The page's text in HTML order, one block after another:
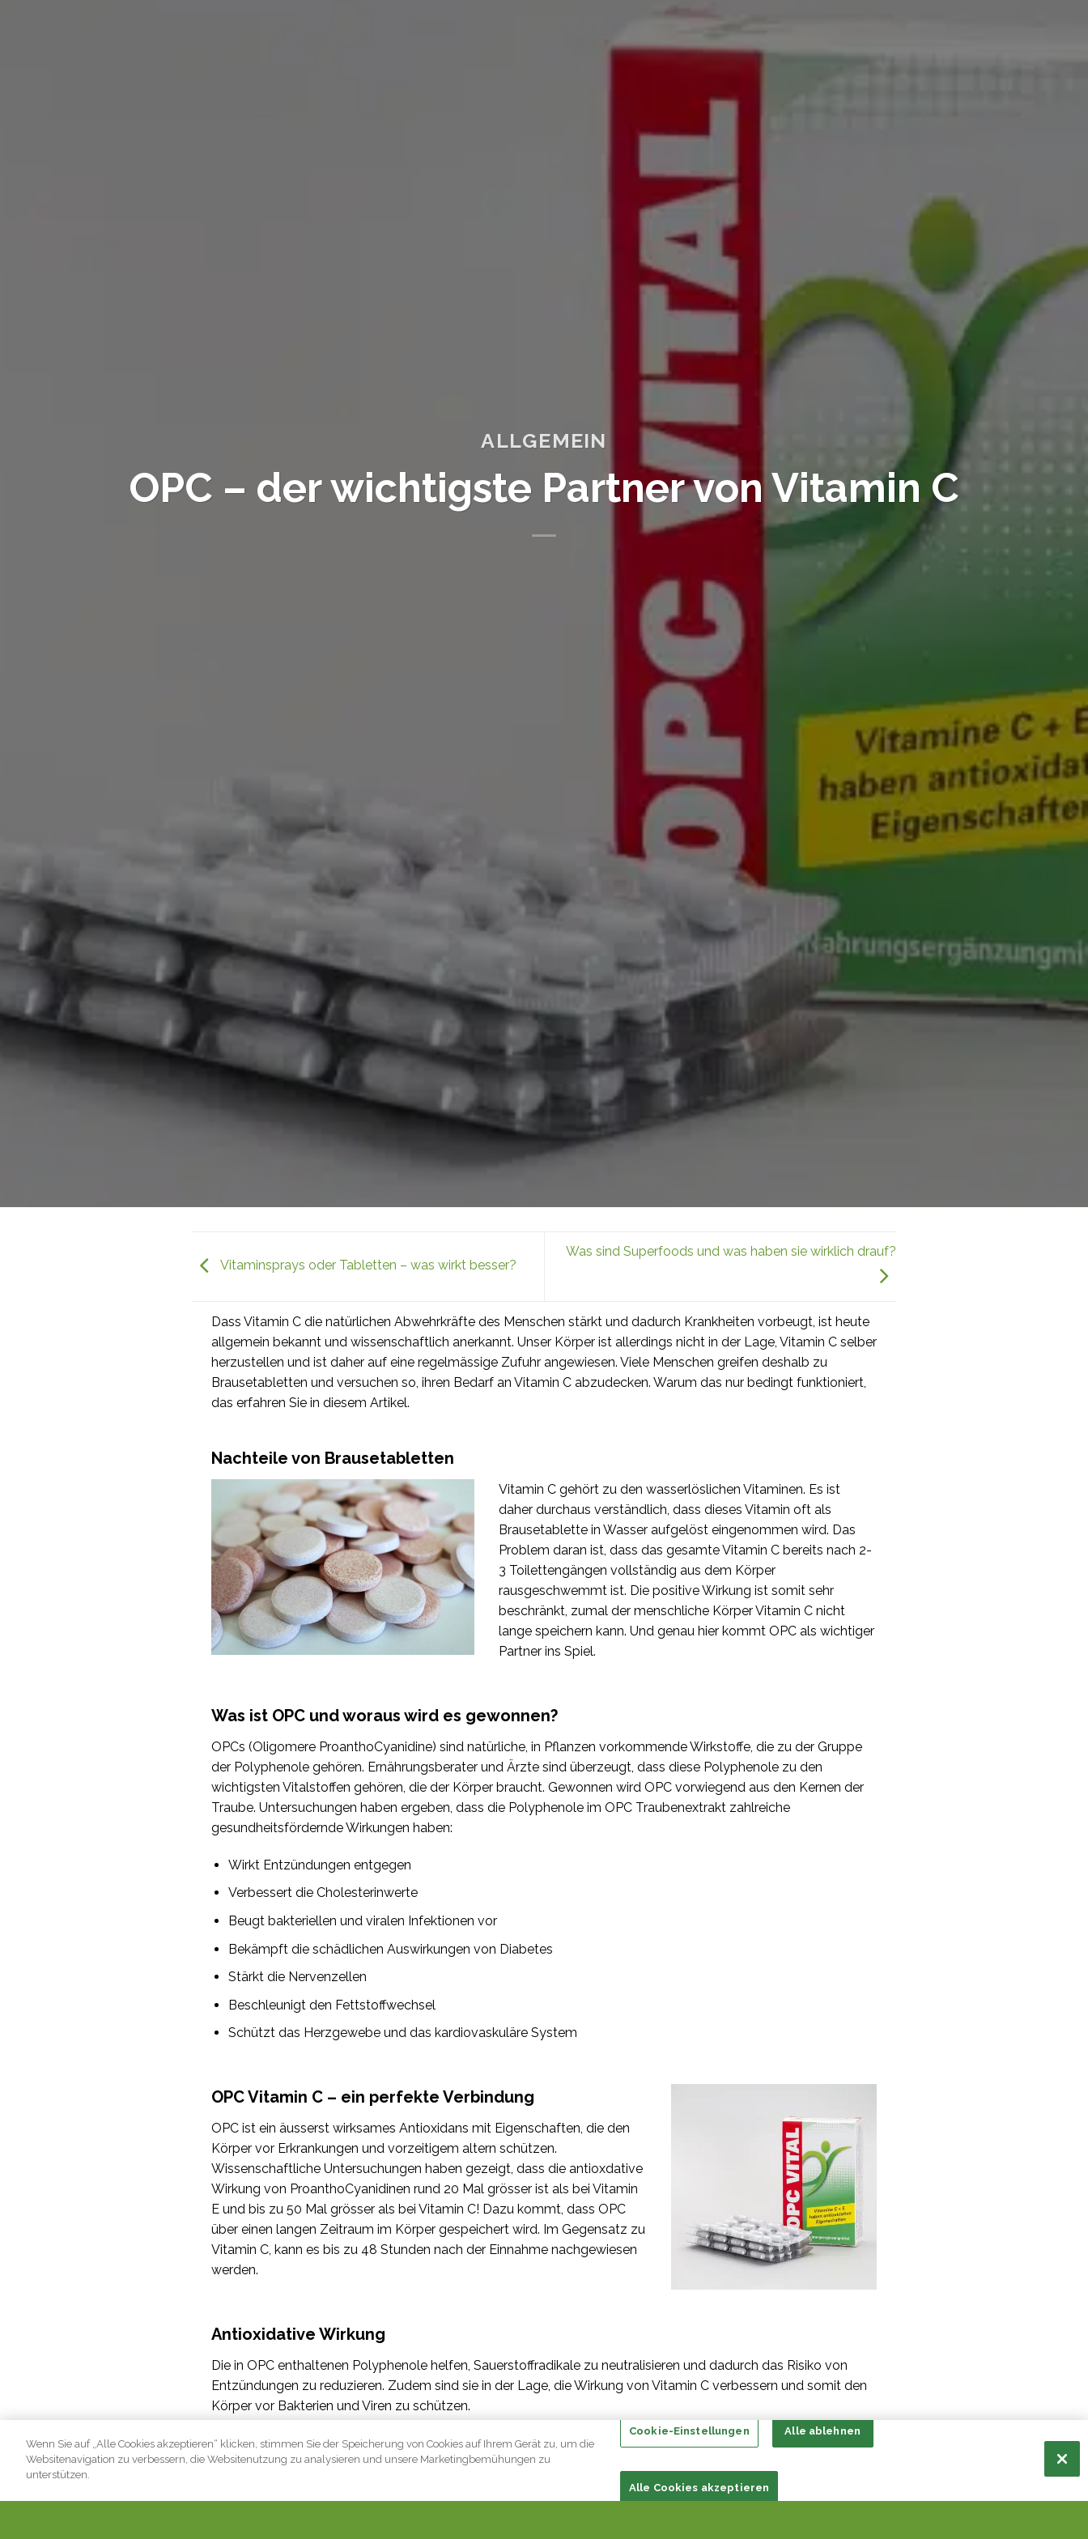
ALLGEMEIN
OPC – der wichtigste Partner von Vitamin C
Dass Vitamin C die natürlichen Abwehrkräfte des Menschen stärkt und dadurch Krankheiten vorbeugt, ist heute
allgemein bekannt und wissenschaftlich anerkannt. Unser Körper ist allerdings nicht in der Lage, Vitamin C selber
herzustellen und ist daher auf eine regelmässige Zufuhr angewiesen. Viele Menschen greifen deshalb zu
Brausetabletten und versuchen so, ihren Bedarf an Vitamin C abzudecken. Warum das nur bedingt funktioniert,
das erfahren Sie in diesem Artikel.
Nachteile von Brausetabletten
Vitamin C gehört zu den wasserlöslichen Vitaminen. Es ist
daher durchaus verständlich, dass dieses Vitamin oft als
Brausetablette in Wasser aufgelöst eingenommen wird. Das
Problem daran ist, dass das gesamte Vitamin C bereits nach 2-
3 Toilettengängen vollständig aus dem Körper
rausgeschwemmt ist. Die positive Wirkung ist somit sehr
beschränkt, zumal der menschliche Körper Vitamin C nicht
lange speichern kann. Und genau hier kommt OPC als wichtiger
Partner ins Spiel.
Was ist OPC und woraus wird es gewonnen?
OPCs (Oligomere ProanthoCyanidine) sind natürliche, in Pflanzen vorkommende Wirkstoffe, die zu der Gruppe
der Polyphenole gehören. Ernährungsberater und Ärzte sind überzeugt, dass diese Polyphenole zu den
wichtigsten Vitalstoffen gehören, die der Körper braucht. Gewonnen wird OPC vorwiegend aus den Kernen der
Traube. Untersuchungen haben ergeben, dass die Polyphenole im OPC Traubenextrakt zahlreiche
gesundheitsfördernde Wirkungen haben:
Wirkt Entzündungen entgegen
Verbessert die Cholesterinwerte
Beugt bakteriellen und viralen Infektionen vor
Bekämpft die schädlichen Auswirkungen von Diabetes
Stärkt die Nervenzellen
Beschleunigt den Fettstoffwechsel
Schützt das Herzgewebe und das kardiovaskuläre System
OPC Vitamin C – ein perfekte Verbindung
OPC ist ein äusserst wirksames Antioxidans mit Eigenschaften, die den
Körper vor Erkrankungen und vorzeitigem altern schützen.
Wissenschaftliche Untersuchungen haben gezeigt, dass die antioxdative
Wirkung von ProanthoCyanidinen rund 20 Mal grösser ist als bei Vitamin
E und bis zu 50 Mal grösser als bei Vitamin C! Dazu kommt, dass OPC
über einen langen Zeitraum im Körper gespeichert wird. Im Gegensatz zu
Vitamin C, kann es bis zu 48 Stunden nach der Einnahme nachgewiesen
werden.
Antioxidative Wirkung
Die in OPC enthaltenen Polyphenole helfen, Sauerstoffradikale zu neutralisieren und dadurch das Risiko von
Entzündungen zu reduzieren. Zudem sind sie in der Lage, die Wirkung von Vitamin C verbessern und somit den
Körper vor Bakterien und Viren zu schützen.
Entzündungshemmende, antibakterielle Eigenschaften
Das aus Traubenkernen gewonnene OPC-Extrakt enthält mit Resveratrol einen
Vitaminsprays oder Tabletten – was wirkt besser?
Was sind Superfoods und was haben sie wirklich drauf?
Wenn Sie auf „Alle Cookies akzeptieren“ klicken, stimmen Sie der Speicherung von Cookies auf Ihrem Gerät zu, um die
Websitenavigation zu verbessern, die Websitenutzung zu analysieren und unsere Marketingbemühungen zu
unterstützen.
Cookie-Einstellungen Alle ablehnen
Alle Cookies akzeptieren